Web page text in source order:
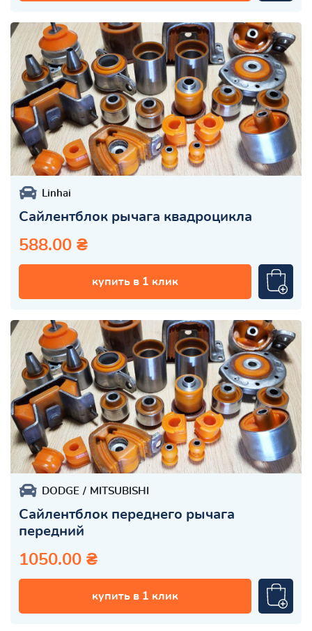
Linhai
Сайлентблок рычага квадроцикла
588.00 ₴
купить в 1 клик
DODGE MITSUBISHI
Сайлентблок переднего рычага
передний
1050.00 ₴
купить в 1 клик